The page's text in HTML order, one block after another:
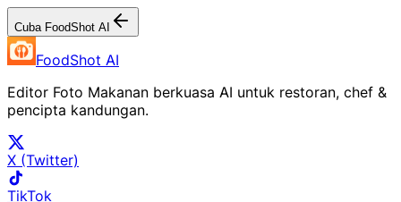
Cuba FoodShot AI
FoodShot AI
Editor Foto Makanan berkuasa AI untuk restoran, chef &
pencipta kandungan.
X (Twitter)
TikTok